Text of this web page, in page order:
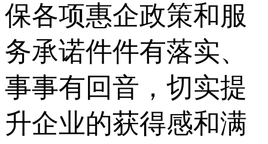
保各项惠企政策和服
务承诺件件有落实、
事事有回音，切实提
升企业的获得感和满